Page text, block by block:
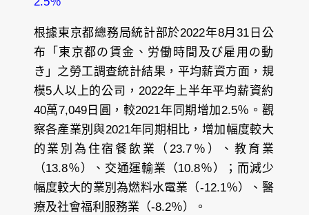
根據東京都總務局統計部於2022年8月31日公
布「東京都の賃金、労働時間及び雇用の動
き」之勞工調查統計結果，平均薪資方面，規
模5人以上的公司，2022年上半年平均薪資約
40萬7,049日圓，較2021年同期增加2.5％。觀
察各產業別與2021年同期相比，增加幅度較大
的業別為住宿餐飲業（23.7％）、教育業
（13.8％）、交通運輸業（10.8％）；而減少
幅度較大的業別為燃料水電業（-12.1％）、醫
療及社會福利服務業（-8.2％）。